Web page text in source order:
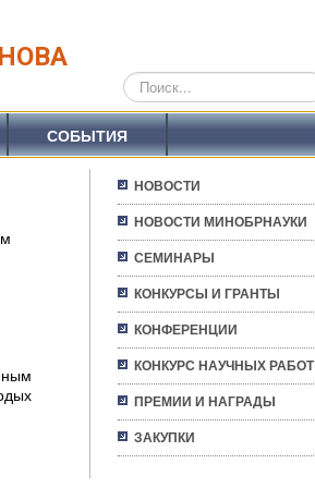
Искать...
СОБЫТИЯ
НОВОСТИ
НОВОСТИ МИНОБРНАУКИ
СЕМИНАРЫ
КОНКУРСЫ И ГРАНТЫ
КОНФЕРЕНЦИИ
КОНКУРС НАУЧНЫХ РАБОТ
ПРЕМИИ И НАГРАДЫ
ЗАКУПКИ